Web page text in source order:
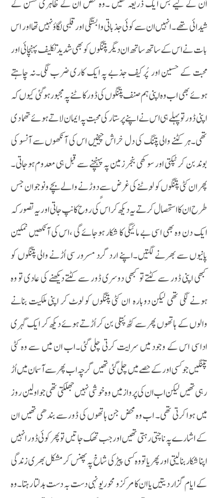
اُن کے لیے بس ایک ذریعہ تھیں ۔وہ محض ان کے ظاہری حسن کے
شیدائی تھے۔انہیں ان سے کوئی جذباتی وابستگی اور قلبی لگاؤ نہیں تھا اور اس
بات نے اس کے ساتھ ساتھ ان دیگر پتنگوں کو بھی شدید تکلیف پہنچائی اور
محبت کے حسین اور پُرکیف جذبے پہ ایک کاری ضرب لگی۔نہ چاہتے
ہوئے بھی اب وہ اپنی ہم صنف پتنگوں کی ڈور کاٹنے پہ مجبور ہوگئی کیوں کہ
اپنی ڈور تو پہلے ہی اس نے اپنے پرستار کی محبت پہ ایمان لاتے ہوئے تھما دی
تھی۔ہر کٹنے والی پتنگ کی دل خراش چیخیں اس کی آنکھوں سے آنسو کی
بوند بن کر ٹپکتی اور سوکھی بنجر زمین پہ پہنچنے سے قبل ہی معدوم ہوجاتی۔
پھر ان کٹی پتنگوں کو لُوٹنے کی غرض سے ٍدوڑنے والے بچے و نوجوان جس
طرح ان کا استحصال کرتے یہ دیکھ کر اس کی روح کانپ جاتی اور یہ تصور کہ
ایک دن وہ بھی اسی بے مائیگی کا شکار ہوجائے گی ،اس کی آنکھیں نمکین
پانیوں سے بھرنے لگتیں۔اپنے ارد گرد مسرور سی اُڑنے والی پتنگوں کو
کبھی اپنی ڈور سے کٹتے تو کبھی دوسری ڈور سے کٹتے دیکھنے کی عادی تو وہ
ہونے لگی تھی لیکن دوبارہ ان کٹی پتنگوں کو لُوٹ کر اپنی ملکیت بنانے
والوں کے ہاتھوں پھر سے کٹھ پُتلی بن کر اُڑتے ہوئے دیکھ کر ایک گہری
اداسی اس کے وجود میں سرایت کرتی چلی گئی۔اب ان میں سے وہ کٹی
پتنگیں جو کسی اور کے حصے میں چلی گئی تھیں گرچہ اب پھر سے آسمان میں اُڑ
رہی تھیں لیکن اب ان کی پرواز میں وہ خوشی نہیں جھلکتی تھی جو اولین روز
میں ہوا کرتی تھی۔ اب وہ محض جن ہاتھوں کی ڈورسے بندھی تھیں ان
کے اشارے پہ ناچتی رہتی تھیں اور جب تھک جاتیں تو پھر کوئی ڈور انہیں
اپنا شکار بنا لیتی اور پھر یا تو وہ کسی پیڑ کی شاخ پہ پھنس کر مشکل بھری زندگی
کے ایام گزار دیتیں یا ان کا مرکز و محور یونہی دست بہ دست بدلتا رہتا۔وہ